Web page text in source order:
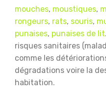
mouches, moustiques,
rongeurs, rats, souris,
punaises, punaises de lit
risques sanitaires
comme les
dégradations voire la
habitation.